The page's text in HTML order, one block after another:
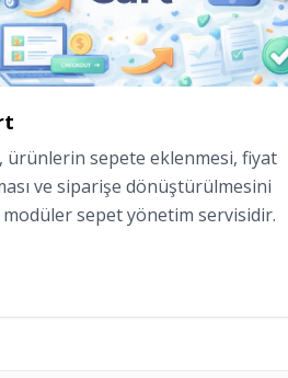
ürünlerin sepete eklenmesi, fiyat
ve siparişe dönüştürülmesini
sepet yönetim servisidir.